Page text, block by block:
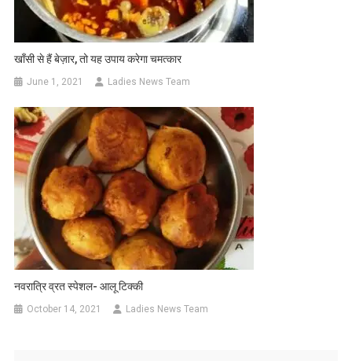
खाँसी से हैं बेज़ार, तो यह उपाय करेगा चमत्कार
June 1, 2021 Ladies News Team
नवरात्रि व्रत स्पेशल- आलू टिक्की
October 14, 2021 Ladies News Team